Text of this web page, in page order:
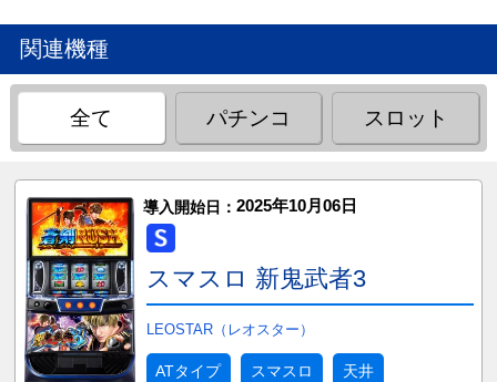
関連機種
全て パチンコ スロット
導入開始日： 2025年10月06日
スマスロ 新鬼武者3
LEOSTAR（レオスター）
ATタイプ スマスロ 天井